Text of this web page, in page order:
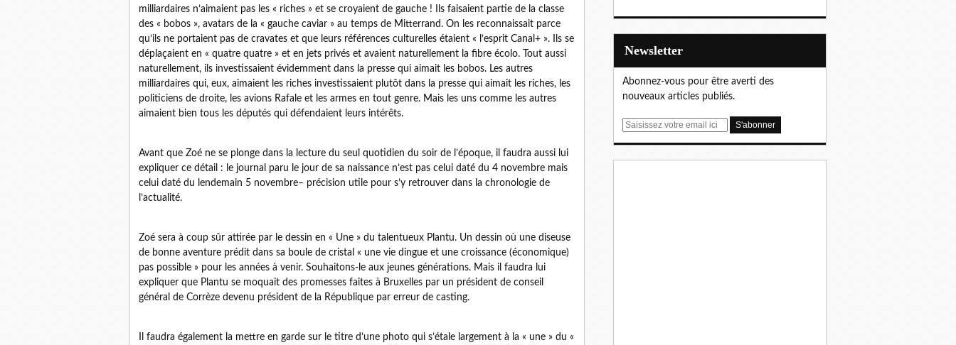
milliardaires n’aimaient pas les « riches » et se croyaient de gauche ! Ils faisaient partie de la classe
des « bobos », avatars de la « gauche caviar » au temps de Mitterrand. On les reconnaissait parce
qu’ils ne portaient pas de cravates et que leurs références culturelles étaient « l’esprit Canal+ ». Ils se
déplaçaient en « quatre quatre » et en jets privés et avaient naturellement la fibre écolo. Tout aussi
naturellement, ils investissaient évidemment dans la presse qui aimait les bobos. Les autres
milliardaires qui, eux, aimaient les riches investissaient plutôt dans la presse qui aimait les riches, les
politiciens de droite, les avions Rafale et les armes en tout genre. Mais les uns comme les autres
aimaient bien tous les députés qui défendaient leurs intérêts.
Avant que Zoé ne se plonge dans la lecture du seul quotidien du soir de l’époque, il faudra aussi lui
expliquer ce détail : le journal paru le jour de sa naissance n’est pas celui daté du 4 novembre mais
celui daté du lendemain 5 novembre– précision utile pour s’y retrouver dans la chronologie de
l’actualité.
Zoé sera à coup sûr attirée par le dessin en « Une » du talentueux Plantu. Un dessin où une diseuse
de bonne aventure prédit dans sa boule de cristal « une vie dingue et une croissance (économique)
pas possible » pour les années à venir. Souhaitons-le aux jeunes générations. Mais il faudra lui
expliquer que Plantu se moquait des promesses faites à Bruxelles par un président de conseil
général de Corrèze devenu président de la République par erreur de casting.
Il faudra également la mettre en garde sur le titre d’une photo qui s’étale largement à la « une » du «
Newsletter
Abonnez-vous pour être averti des
nouveaux articles publiés.
E